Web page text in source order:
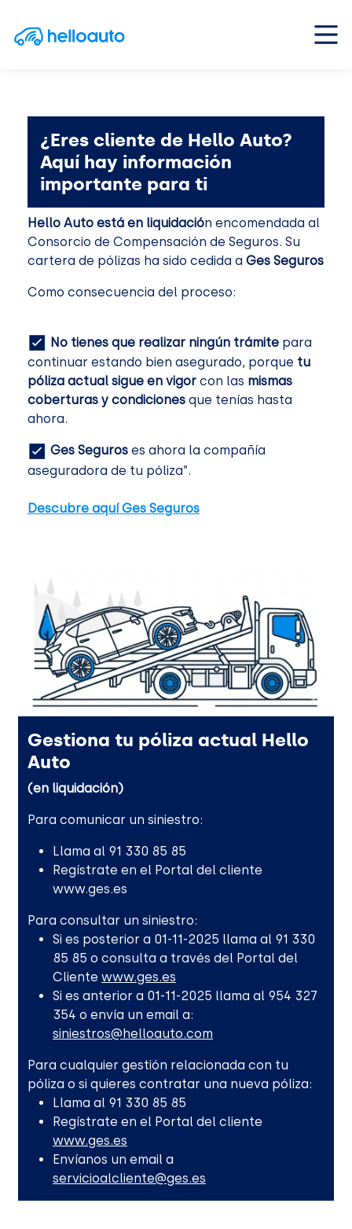
Saltar al contenido
Navegación principal
¿Eres cliente de Hello Auto?
Aquí hay información
importante para ti
Hello Auto está en liquidación encomendada al
Consorcio de Compensación de Seguros. Su
cartera de pólizas ha sido cedida a Ges Seguros
Como consecuencia del proceso:
No tienes que realizar ningún trámite para
continuar estando bien asegurado, porque tu
póliza actual sigue en vigor con las mismas
coberturas y condiciones que tenías hasta
ahora.
Ges Seguros es ahora la compañía
aseguradora de tu póliza”.
Descubre aquí Ges Seguros
Gestiona tu póliza actual Hello
Auto
(en liquidación)
Para comunicar un siniestro:
Llama al 91 330 85 85
Regístrate en el Portal del cliente
www.ges.es
Para consultar un siniestro:
Si es posterior a 01-11-2025 llama al 91 330
85 85 o consulta a través del Portal del
Cliente www.ges.es
Si es anterior a 01-11-2025 llama al 954 327
354 o envía un email a:
siniestros@helloauto.com
Para cualquier gestión relacionada con tu
póliza o si quieres contratar una nueva póliza:
Llama al 91 330 85 85
Regístrate en el Portal del cliente
www.ges.es
Envíanos un email a
servicioalcliente@ges.es